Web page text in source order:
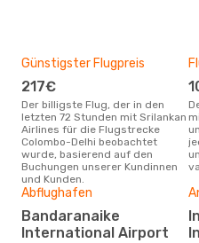
Günstigster Flugpreis
217€
Der billigste Flug, der in den
letzten 72 Stunden mit Srilankan
Airlines für die Flugstrecke
Colombo-Delhi beobachtet
wurde, basierend auf den
Buchungen unserer Kundinnen
und Kunden.
Der Flug von Colombo nach Delhi
Abflughafen
Bandaranaike
International Airport
Indira Gandhi